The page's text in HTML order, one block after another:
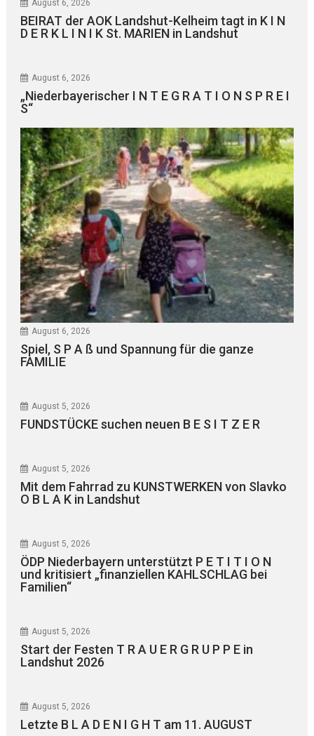
August 6, 2026
BEIRAT der AOK Landshut-Kelheim tagt in K I N
D E R K L I N I K St. MARIEN in Landshut
August 6, 2026
„Niederbayerischer I N T E G R A T I O N S P R E I
S“
August 6, 2026
Spiel, S P A ß und Spannung für die ganze
FAMILIE
August 5, 2026
FUNDSTÜCKE suchen neuen B E S I T Z E R
August 5, 2026
Mit dem Fahrrad zu KUNSTWERKEN von Slavko
O B L A K in Landshut
August 5, 2026
ÖDP Niederbayern unterstützt P E T I T I O N
und kritisiert „finanziellen KAHLSCHLAG bei
Familien“
August 5, 2026
Start der Festen T R A U E R G R U P P E in
Landshut 2026
August 5, 2026
Letzte B L A D E N I G H T am 11. AUGUST